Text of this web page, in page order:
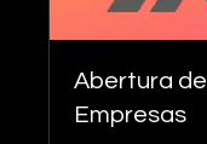
Abertura de
Empresas